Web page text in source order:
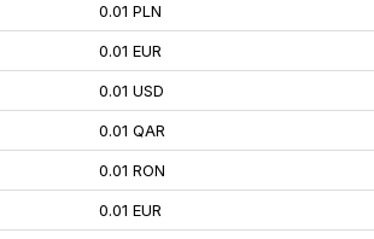
0.01 PLN
0.01 EUR
0.01 USD
0.01 QAR
0.01 RON
0.01 EUR